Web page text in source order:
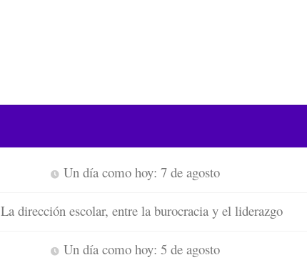
Un día como hoy: 7 de agosto
La dirección escolar, entre la burocracia y el liderazgo
Un día como hoy: 5 de agosto